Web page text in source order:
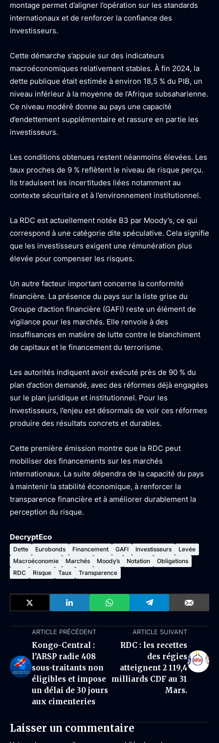
montage permet d’aligner l’opération sur les standards
internationaux et de renforcer la confiance des
investisseurs.
Cette démarche s’appuie sur des indicateurs
macroéconomiques relativement stables. À fin 2024, la
dette publique était estimée à environ 18,5 % du PIB, un
niveau inférieur à la moyenne de l’Afrique subsaharienne.
Ce niveau modéré donne au pays une capacité
d’endettement supplémentaire et rassure en partie les
investisseurs.
Les conditions obtenues restent néanmoins élevées. Les
taux proches de 9 % reflètent le niveau de risque perçu.
Ils traduisent les incertitudes liées notamment au
contexte sécuritaire et à l’environnement institutionnel.
La RDC est actuellement notée B3 par Moody’s, ce qui
correspond à une catégorie dite spéculative. Cela signifie
que les investisseurs exigent une rémunération plus
élevée pour compenser les risques.
Un autre facteur important concerne la conformité
financière. La présence du pays sur la liste grise du
Groupe d’action financière (GAFI) reste un élément de
vigilance pour les marchés. Elle renvoie à des
insuffisances en matière de lutte contre le blanchiment
de capitaux et le financement du terrorisme.
Les autorités indiquent avoir exécuté près de 90 % du
plan d’action demandé, avec des réformes déjà engagées
sur le plan juridique et institutionnel. Pour les
investisseurs, l’enjeu est désormais de voir ces réformes
produire des résultats concrets et durables.
Cette première émission montre que la RDC peut
mobiliser des financements sur les marchés
internationaux. La suite dépendra de la capacité du pays
à maintenir la stabilité économique, à renforcer la
transparence financière et à améliorer durablement la
perception du risque.
DecryptEco
Dette Eurobonds Financement GAFI Investisseurs
Levée
Macroéconomie
Marchés Moody’s Notation
Obligations
RDC
Risque Taux Transparence
ARTICLE PRÉCÉDENT
Kongo-Central :
l’ARSP radie 408
sous-traitants non
éligibles et impose
un délai de 30 jours
aux cimenteries
ARTICLE SUIVANT
RDC : les recettes
des régies
atteignent 2 119,4
milliards CDF au 31
Mars.
Laisser un commentaire